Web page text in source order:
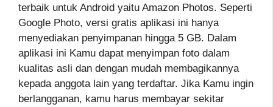
terbaik untuk Android yaitu Amazon Photos. Seperti
Google Photo, versi gratis aplikasi ini hanya
menyediakan penyimpanan hingga 5 GB. Dalam
aplikasi ini Kamu dapat menyimpan foto dalam
kualitas asli dan dengan mudah membagikannya
kepada anggota lain yang terdaftar. Jika Kamu ingin
berlangganan, kamu harus membayar sekitar